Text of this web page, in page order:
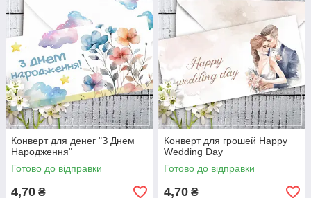
Конверт для денег "З Днем
Народження"
Готово до відправки
4,70 ₴
Конверт для грошей Happy
Wedding Day
Готово до відправки
4,70 ₴